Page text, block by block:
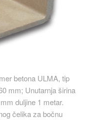
betona ULMA, tip
mm; Unutarnja širina
duljine 1 metar.
čelika za bočnu